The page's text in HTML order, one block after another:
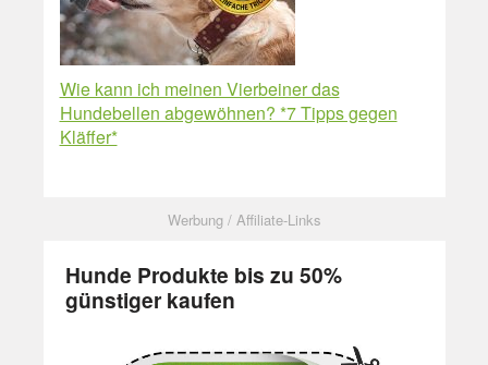
Wie kann ich meinen Vierbeiner das
Hundebellen abgewöhnen? *7 Tipps gegen
Kläffer*
Hunde Produkte bis zu 50%
günstiger kaufen